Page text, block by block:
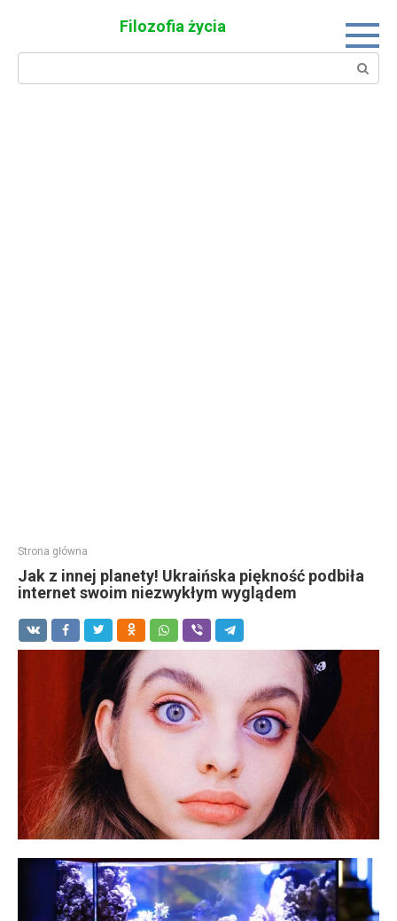
Filozofia życia
Search:
Strona główna
Jak z innej planety! Ukraińska piękność podbiła
internet swoim niezwykłym wyglądem